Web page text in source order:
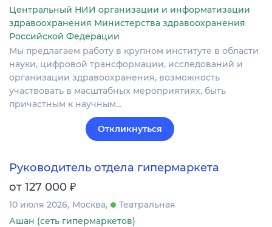
Центральный НИИ организации и информатизации
здравоохранения Министерства здравоохранения
Российской Федерации
Мы предлагаем работу в крупном институте в области
науки, цифровой трансформации, исследований и
организации здравоохранения, возможность
участвовать в масштабных мероприятиях, быть
причастным к научным…
Откликнуться
Руководитель отдела гипермаркета
от 127 000 ₽
10 июля 2026 Москва
Театральная
Ашан (сеть гипермаркетов)